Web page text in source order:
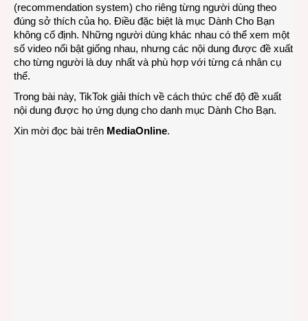
(recommendation system) cho riêng từng người dùng theo
đúng sở thích của họ. Điều đặc biệt là mục Dành Cho Bạn
không cố định. Những người dùng khác nhau có thể xem một
số video nổi bật giống nhau, nhưng các nội dung được đề xuất
cho từng người là duy nhất và phù hợp với từng cá nhân cụ
thể.
Trong bài này, TikTok giải thích về cách thức chế độ đề xuất
nội dung được họ ứng dụng cho danh mục Dành Cho Bạn.
Xin mời đọc bài trên MediaOnline.